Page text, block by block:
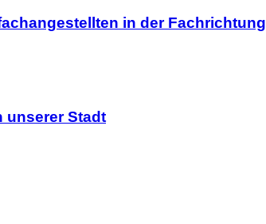
in der Fachrichtung
unserer Stadt